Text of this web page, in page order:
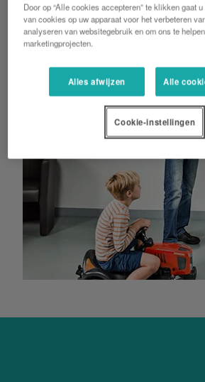
Door op “Alle cookies accepteren” te klikken gaat
van cookies op uw apparaat voor het verbeteren
analyseren van websitegebruik en om ons te
marketingprojecten.
Alles afwijzen Alle
Cookie-instellingen